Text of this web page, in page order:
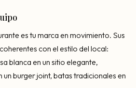
es tu marca en movimiento. Sus
con el estilo del local:
blanca en un sitio elegante,
un burger joint, batas tradicionales en